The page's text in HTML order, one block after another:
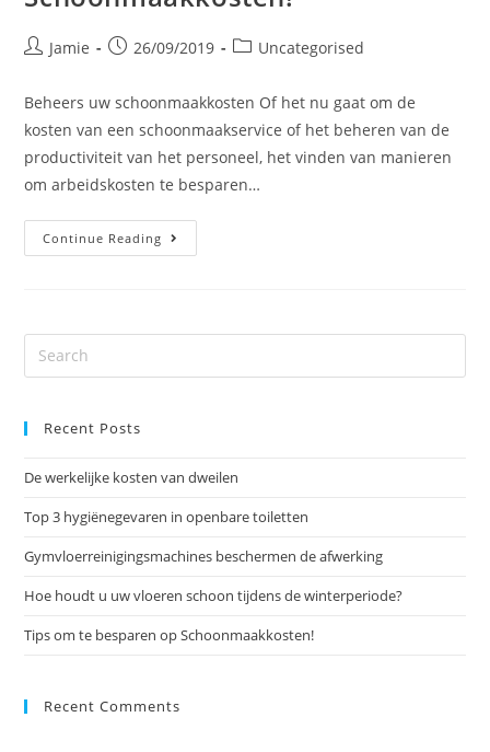
Jamie 26/09/2019 Uncategorised
Beheers uw schoonmaakkosten Of het nu gaat om de
kosten van een schoonmaakservice of het beheren van de
productiviteit van het personeel, het vinden van manieren
om arbeidskosten te besparen…
Continue Reading
Recent Posts
De werkelijke kosten van dweilen
Top 3 hygiënegevaren in openbare toiletten
Gymvloerreinigingsmachines beschermen de afwerking
Hoe houdt u uw vloeren schoon tijdens de winterperiode?
Tips om te besparen op Schoonmaakkosten!
Recent Comments